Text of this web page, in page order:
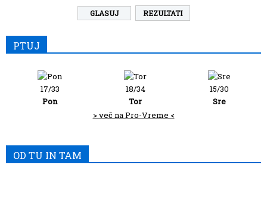
REZULTATI
PTUJ
17/33
Pon
18/34
Tor
15/30
Sre
> več na Pro-Vreme <
OD TU IN TAM